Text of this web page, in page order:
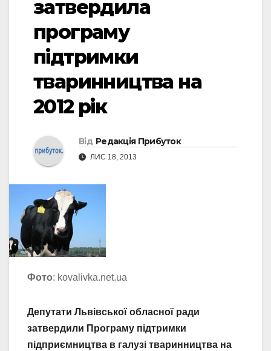
затвердила
програму
підтримки
тваринництва на
2012 рік
Від Редакція Прибуток
ЛИС 18, 2013
Фото: kovalivka.net.ua
Депутати Львівської обласної ради
затвердили Програму підтримки
підприємництва в галузі тваринництва на